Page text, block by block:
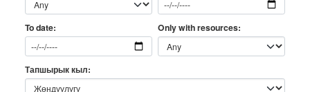
To date Only with resources
Тапшырык кыл